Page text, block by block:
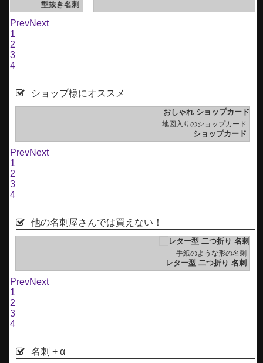
PrevNext
1
2
3
4
ショップ様にオススメ
地図入りのショップカード
ショップカード
PrevNext
1
2
3
4
他の名刺屋さんでは買えない！
手紙のような形の名刺
レター型 二つ折り 名刺
PrevNext
1
2
3
4
名刺 + α